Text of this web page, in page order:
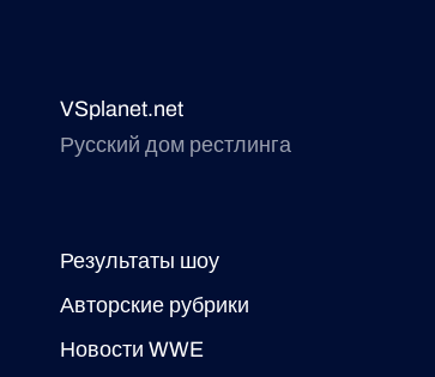
VSplanet.net
Русский дом рестлинга
Результаты шоу
Авторские рубрики
Новости WWE